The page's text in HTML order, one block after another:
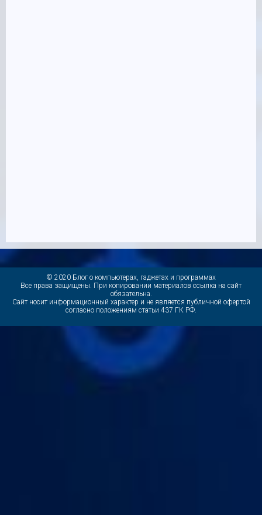
© 2020 Блог о компьютерах, гаджетах и программах
Все права защищены. При копировании материалов ссылка на сайт
обязательна.
Cайт носит информационный характер и не является публичной офертой
согласно положениям статьи 437 ГК РФ.